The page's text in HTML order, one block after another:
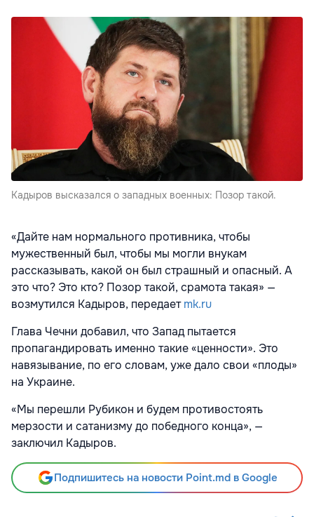
Кадыров высказался о западных военных: Позор такой.
«Дайте нам нормального противника, чтобы
мужественный был, чтобы мы могли внукам
рассказывать, какой он был страшный и опасный. А
это что? Это кто? Позор такой, срамота такая» —
возмутился Кадыров, передаетmk.ru
Глава Чечни добавил, что Запад пытается
пропагандировать именно такие «ценности». Это
навязывание, по его словам, уже дало свои «плоды»
на Украине.
«Мы перешли Рубикон и будем противостоять
мерзости и сатанизму до победного конца», —
заключил Кадыров.
Подпишитесь на новости Point.md в Google